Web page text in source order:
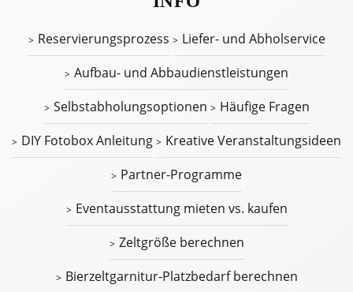
Reservierungsprozess
Liefer- und Abholservice
Aufbau- und Abbaudienstleistungen
Selbstabholungsoptionen
Häufige Fragen
DIY Fotobox Anleitung
Kreative Veranstaltungsideen
Partner-Programme
Eventausstattung mieten vs. kaufen
Zeltgröße berechnen
Bierzeltgarnitur-Platzbedarf berechnen